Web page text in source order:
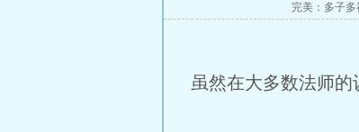
完美：多子多
虽然在大多数法师的